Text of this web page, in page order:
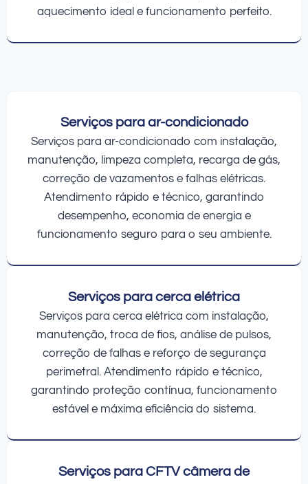
aquecimento ideal e funcionamento perfeito.
Serviços para ar-condicionado
Serviços para ar-condicionado com instalação,
manutenção, limpeza completa, recarga de gás,
correção de vazamentos e falhas elétricas.
Atendimento rápido e técnico, garantindo
desempenho, economia de energia e
funcionamento seguro para o seu ambiente.
Serviços para cerca elétrica
Serviços para cerca elétrica com instalação,
manutenção, troca de fios, análise de pulsos,
correção de falhas e reforço de segurança
perimetral. Atendimento rápido e técnico,
garantindo proteção contínua, funcionamento
estável e máxima eficiência do sistema.
Serviços para CFTV câmera de